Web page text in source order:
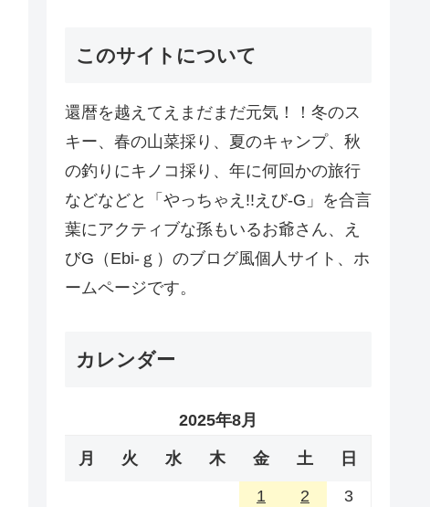
このサイトについて
還暦を越えてえまだまだ元気！！冬のス
キー、春の山菜採り、夏のキャンプ、秋
の釣りにキノコ採り、年に何回かの旅行
などなどと「やっちゃえ!!えび-G」を合言
葉にアクティブな孫もいるお爺さん、え
びG（Ebi-ｇ）のブログ風個人サイト、ホ
ームページです。
カレンダー
2025年8月
月 火 水 木 金 土 日
1 2
3